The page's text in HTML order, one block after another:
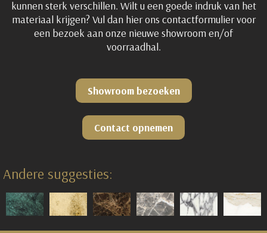
kunnen sterk verschillen. Wilt u een goede indruk van het
materiaal krijgen? Vul dan hier ons contactformulier voor
een bezoek aan onze nieuwe showroom en/of
voorraadhal.
Showroom bezoeken
Contact opnemen
Andere suggesties: